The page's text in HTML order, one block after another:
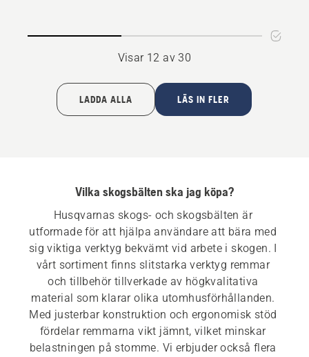
Visar 12 av 30
LADDA ALLA LÄS IN FLER
Vilka skogsbälten ska jag köpa?
Husqvarnas skogs- och skogsbälten är
utformade för att hjälpa användare att bära med
sig viktiga verktyg bekvämt vid arbete i skogen. I
vårt sortiment finns slitstarka verktyg remmar
och tillbehör tillverkade av högkvalitativa
material som klarar olika utomhusförhållanden.
Med justerbar konstruktion och ergonomisk stöd
fördelar remmarna vikt jämnt, vilket minskar
belastningen på stomme. Vi erbjuder också flera